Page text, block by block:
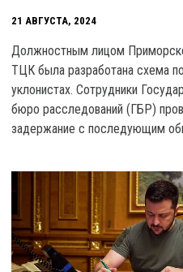
21 АВГУСТА, 2024
Должностным лицом
ТЦК была разработана схема
уклонистах. Сотрудники
бюро расследований (ГБР)
задержание с последующим